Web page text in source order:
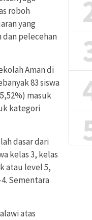
roboh
yang
dan pelecehan
Aman di
83 siswa
masuk
kategori
dasar dari
kelas 3, kelas
atau level 5,
Sementara
atas